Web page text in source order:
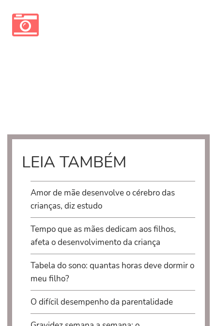
LEIA TAMBÉM
Amor de mãe desenvolve o cérebro das
crianças, diz estudo
Tempo que as mães dedicam aos filhos,
afeta o desenvolvimento da criança
Tabela do sono: quantas horas deve dormir o
meu filho?
O difícil desempenho da parentalidade